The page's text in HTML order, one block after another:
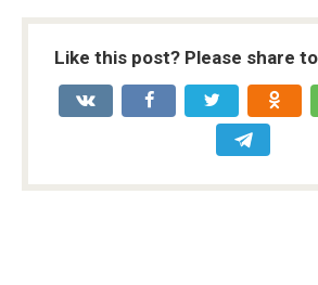
Like this post? Please share